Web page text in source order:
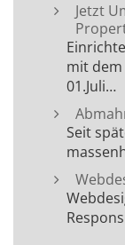
Jetzt
mit
01.Juli…
Seit